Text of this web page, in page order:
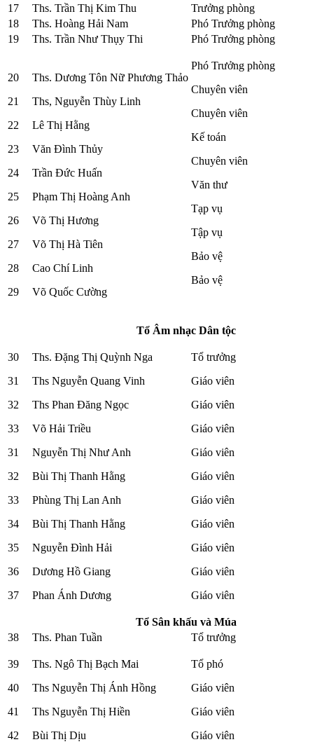
17
Ths. Trần Thị Kim Thu
Trưởng phòng
18
Ths. Hoàng Hải Nam
Phó Trưởng phòng
19
Ths. Trần Như Thụy Thi Phó Trưởng phòng
20
21
22
23
24
25
26
27
28
29
Ths. Dương Tôn Nữ Phương Thảo
Ths, Nguyễn Thùy Linh
Lê Thị Hằng
Văn Đình Thủy
Trần Đức Huấn
Phạm Thị Hoàng Anh
Võ Thị Hương
Võ Thị Hà Tiên
Cao Chí Linh
Võ Quốc Cường
Phó Trưởng phòng
Chuyên viên
Chuyên viên
Kế toán
Chuyên viên
Văn thư
Tạp vụ
Tập vụ
Bảo vệ
Bảo vệ
Tổ Âm nhạc Dân tộc
30
31
32
33
31
32
33
34
35
36
37
Ths. Đặng Thị Quỳnh Nga
Ths Nguyễn Quang Vinh
Ths Phan Đăng Ngọc
Võ Hải Triều
Nguyễn Thị Như Anh
Bùi Thị Thanh Hằng
Phùng Thị Lan Anh
Bùi Thị Thanh Hằng
Nguyễn Đình Hải
Dương Hồ Giang
Phan Ánh Dương
Tổ trưởng
Giáo viên
Giáo viên
Giáo viên
Giáo viên
Giáo viên
Giáo viên
Giáo viên
Giáo viên
Giáo viên
Giáo viên
Tổ Sân khấu và Múa
38
Ths. Phan Tuần Tổ trưởng
39
40
41
42
Ths. Ngô Thị Bạch Mai
Ths Nguyễn Thị Ánh Hồng
Ths Nguyễn Thị Hiền
Bùi Thị Dịu
Tổ phó
Giáo viên
Giáo viên
Giáo viên